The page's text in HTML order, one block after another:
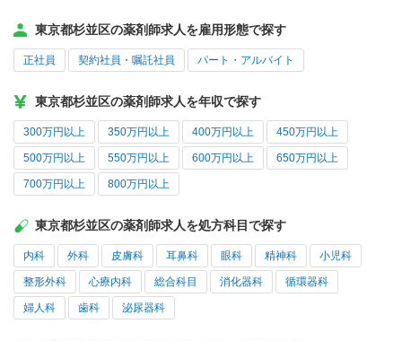
東京都杉並区の薬剤師求人を雇用形態で探す
正社員 契約社員・嘱託社員 パート・アルバイト
東京都杉並区の薬剤師求人を年収で探す
300万円以上 350万円以上 400万円以上 450万円以上
500万円以上 550万円以上 600万円以上 650万円以上
700万円以上 800万円以上
東京都杉並区の薬剤師求人を処方科目で探す
内科 外科 皮膚科 耳鼻科 眼科 精神科 小児科
整形外科 心療内科 総合科目 消化器科 循環器科
婦人科 歯科 泌尿器科